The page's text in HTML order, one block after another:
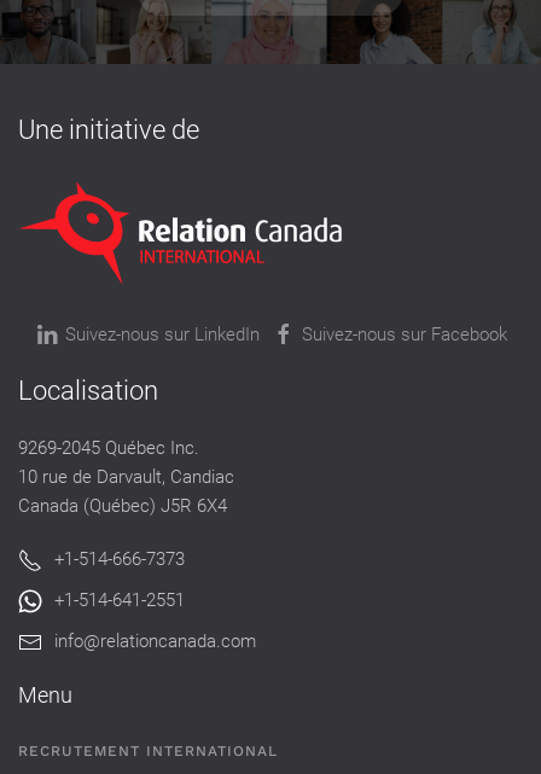
Une initiative de
Suivez-nous sur LinkedIn Suivez-nous sur Facebook
Localisation
9269-2045 Québec Inc.
10 rue de Darvault, Candiac
Canada (Québec) J5R 6X4
+1-514-666-7373
+1-514-641-2551
info@relationcanada.com
Menu
RECRUTEMENT INTERNATIONAL